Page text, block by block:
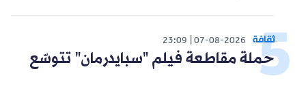
ثقافة 07-08-2026
23:09
حملة مقاطعة فيلم "سبايدرمان" تتوسّع